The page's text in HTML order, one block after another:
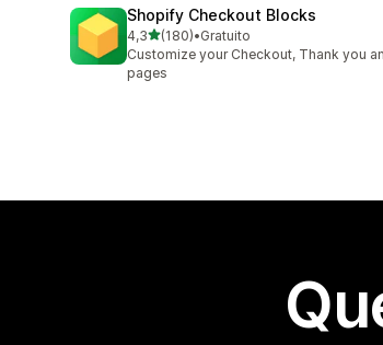
Shopify Checkout Blocks
4,3de 5 estrelas
(180)
180 total de avaliações
•Gratuito
Customize your Checkout, Thank you
pages